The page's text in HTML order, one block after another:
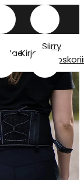
HaeKirjaudu
Siirry